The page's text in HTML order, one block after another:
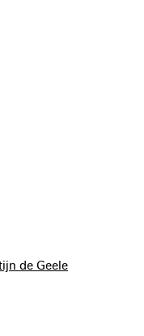
de Geele